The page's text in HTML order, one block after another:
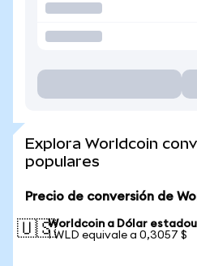
Explora Worldcoin
populares
Precio de conversión de
🇺🇸Worldcoin a Dólar
1 WLD equivale a 0,3057 $